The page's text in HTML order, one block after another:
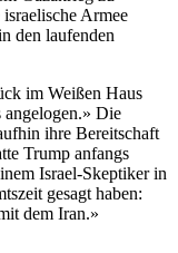
Armee
den laufenden
im Weißen Haus
Die
ihre Bereitschaft
Trump anfangs
Israel-Skeptiker in
gesagt haben:
dem Iran.»